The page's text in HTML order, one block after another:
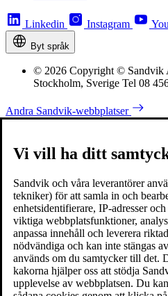
Linkedin Instagram
Byt språk
© 2026 Copyright © Sandvik
Stockholm, Sverige Tel 08
Andra Sandvik-webbplatser
Vi vill ha ditt
Sandvik och våra leverantörer
tekniker) för att samla in och
enhetsidentifierare, IP-adresser
viktiga webbplatsfunktioner,
anpassa innehåll och leverera
nödvändiga och kan inte stängas
används om du samtycker till det.
kakorna hjälper oss att stödja
upplevelse av webbplatsen. Du